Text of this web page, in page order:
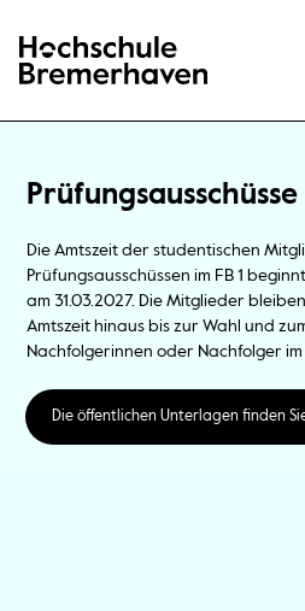
Hochschule Bremerhaven
Prüfungsausschüsse
Die Amtszeit der studentischen
Prüfungsausschüssen im FB 1
am 31.03.2027. Die Mitglieder
Amtszeit hinaus bis zur Wahl und
Nachfolgerinnen oder Nachfolger im
Die öffentlichen Unterlagen finden